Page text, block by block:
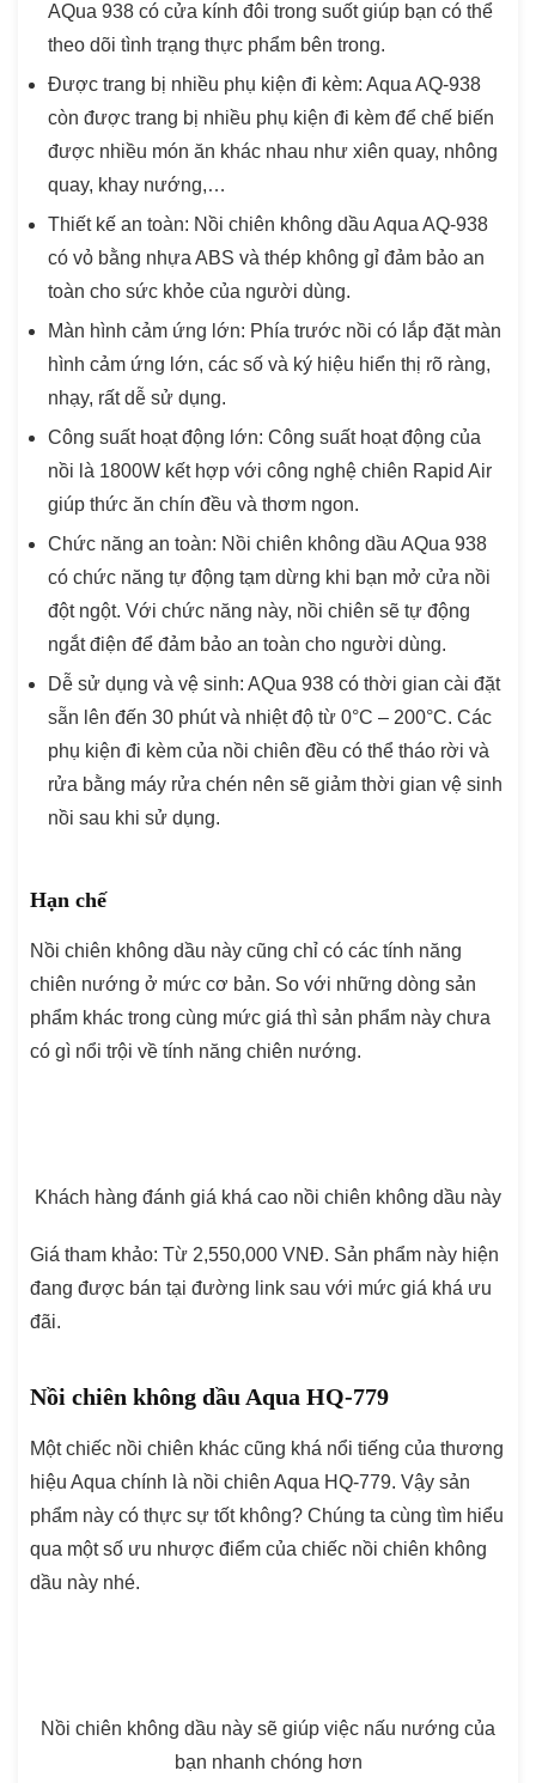
AQua 938 có cửa kính đôi trong suốt giúp bạn có thể
theo dõi tình trạng thực phẩm bên trong.
Được trang bị nhiều phụ kiện đi kèm: Aqua AQ-938
còn được trang bị nhiều phụ kiện đi kèm để chế biến
được nhiều món ăn khác nhau như xiên quay, nhông
quay, khay nướng,…
Thiết kế an toàn: Nồi chiên không dầu Aqua AQ-938
có vỏ bằng nhựa ABS và thép không gỉ đảm bảo an
toàn cho sức khỏe của người dùng.
Màn hình cảm ứng lớn: Phía trước nồi có lắp đặt màn
hình cảm ứng lớn, các số và ký hiệu hiển thị rõ ràng,
nhạy, rất dễ sử dụng.
Công suất hoạt động lớn: Công suất hoạt động của
nồi là 1800W kết hợp với công nghệ chiên Rapid Air
giúp thức ăn chín đều và thơm ngon.
Chức năng an toàn: Nồi chiên không dầu AQua 938
có chức năng tự động tạm dừng khi bạn mở cửa nồi
đột ngột. Với chức năng này, nồi chiên sẽ tự động
ngắt điện để đảm bảo an toàn cho người dùng.
Dễ sử dụng và vệ sinh: AQua 938 có thời gian cài đặt
sẵn lên đến 30 phút và nhiệt độ từ 0°C – 200°C. Các
phụ kiện đi kèm của nồi chiên đều có thể tháo rời và
rửa bằng máy rửa chén nên sẽ giảm thời gian vệ sinh
nồi sau khi sử dụng.
Hạn chế
Nồi chiên không dầu này cũng chỉ có các tính năng
chiên nướng ở mức cơ bản. So với những dòng sản
phẩm khác trong cùng mức giá thì sản phẩm này chưa
có gì nổi trội về tính năng chiên nướng.
Khách hàng đánh giá khá cao nồi chiên không dầu này
Giá tham khảo: Từ 2,550,000 VNĐ. Sản phẩm này hiện
đang được bán tại đường link sau với mức giá khá ưu
đãi.
Nồi chiên không dầu Aqua HQ-779
Một chiếc nồi chiên khác cũng khá nổi tiếng của thương
hiệu Aqua chính là nồi chiên Aqua HQ-779. Vậy sản
phẩm này có thực sự tốt không? Chúng ta cùng tìm hiểu
qua một số ưu nhược điểm của chiếc nồi chiên không
dầu này nhé.
Nồi chiên không dầu này sẽ giúp việc nấu nướng của
bạn nhanh chóng hơn